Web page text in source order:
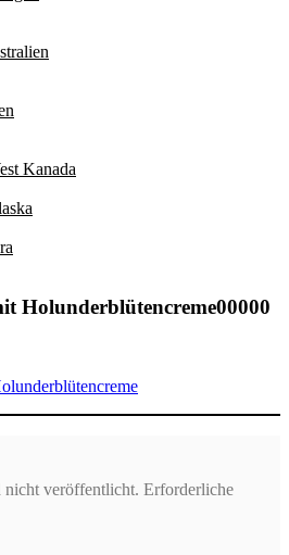
Kanada
Holunderblütencreme00000
veröffentlicht. Erforderliche